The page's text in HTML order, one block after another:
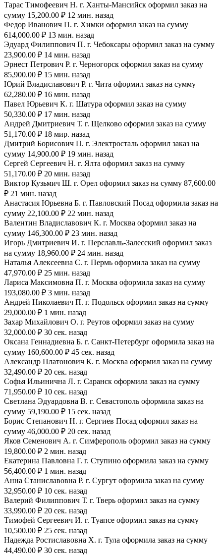
Тарас Тимофеевич Н. г. Ханты-Мансийск оформил заказ на
сумму 15,200.00 ₽ 12 мин. назад
Федор Иванович П. г. Химки оформил заказ на сумму
614,000.00 ₽ 13 мин. назад
Эдуард Филиппович П. г. Чебоксары оформил заказ на сумму
23,900.00 ₽ 14 мин. назад
Эрнест Петрович Р. г. Черногорск оформил заказ на сумму
85,900.00 ₽ 15 мин. назад
Юрий Владиславович Р. г. Чита оформил заказ на сумму
62,280.00 ₽ 16 мин. назад
Павел Юрьевич К. г. Шатура оформил заказ на сумму
50,330.00 ₽ 17 мин. назад
Андрей Дмитриевич Т. г. Щелково оформил заказ на сумму
51,170.00 ₽ 18 мир. назад
Дмитрий Борисович П. г. Электросталь оформил заказ на
сумму 14,900.00 ₽ 19 мин. назад
Сергей Сергеевич Н. г. Ялта оформил заказ на сумму
51,170.00 ₽ 20 мин. назад
Виктор Кузьмич Ш. г. Орел оформил заказ на сумму 87,600.00
₽ 21 мин. назад
Анастасия Юрьевна Б. г. Павловский Посад оформила заказ на
сумму 22,100.00 ₽ 22 мин. назад
Валентин Владиславович К. г. Москва оформил заказ на
сумму 146,300.00 ₽ 23 мин. назад
Игорь Дмитриевич И. г. Перславль-Залесский оформил заказ
на сумму 18,960.00 ₽ 24 мин. назад
Наталья Алексеевна С. г. Пермь оформила заказ на сумму
47,970.00 ₽ 25 мин. назад
Лариса Максимовна П. г. Москва оформила заказ на сумму
193,080.00 ₽ 3 мин. назад
Андрей Николаевич П. г. Подольск оформил заказ на сумму
29,000.00 ₽ 1 мин. назад
Захар Михайлович О. г. Реутов оформил заказ на сумму
32,000.00 ₽ 30 сек. назад
Оксана Геннадиевна Б. г. Санкт-Петербург оформила заказ на
сумму 160,600.00 ₽ 45 сек. назад
Александр Платонович К. г. Москва оформил заказ на сумму
32,490.00 ₽ 20 сек. назад
Софья Ильинична Л. г. Саранск оформила заказ на сумму
71,950.00 ₽ 10 сек. назад
Светлана Эдуардовна В. г. Севастополь оформила заказ на
сумму 59,190.00 ₽ 15 сек. назад
Борис Степанович Н. г. Сергиев Посад оформил заказ на
сумму 46,000.00 ₽ 20 сек. назад
Яков Семенович А. г. Симферополь оформил заказ на сумму
19,800.00 ₽ 2 мин. назад
Екатерина Павловна Г. г. Ступино оформила заказ на сумму
56,400.00 ₽ 1 мин. назад
Анна Станиславовна Р. г. Сургут оформила заказ на сумму
32,950.00 ₽ 10 сек. назад
Валерий Филиппович Т. г. Тверь оформил заказ на сумму
33,990.00 ₽ 20 сек. назад
Тимофей Сергеевич И. г. Туапсе оформил заказ на сумму
10,500.00 ₽ 25 сек. назад
Надежда Ростиславовна Х. г. Тула оформила заказ на сумму
44,490.00 ₽ 30 сек. назад